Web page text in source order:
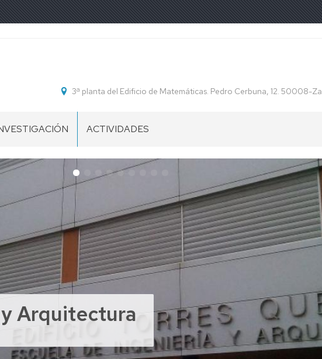
3ª planta del Edificio de Matemáticas. Pedro Cerbuna, 12. 50008-
ACTIVIDADES
LA
Arquitectura
la Saludy del Trabajo
la Salud y del Deporte
de Teruel
y Humanas
Gestión Púbica